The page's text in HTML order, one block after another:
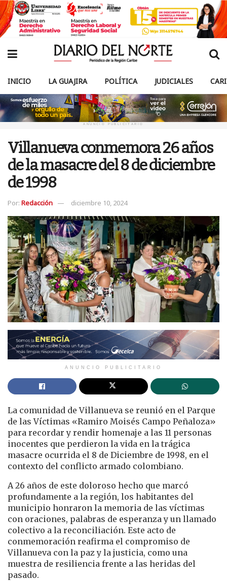
INICIO LA GUAJIRA POLÍTICA JUDICIALES
ANUNCIO PUBLICITARIO
Villanueva conmemora 26 años
de la masacre del 8 de diciembre
de 1998
Por: Redacción diciembre 10, 2024
ANUNCIO PUBLICITARIO
La comunidad de Villanueva se reunió en el Parque
de las Víctimas «Ramiro Moisés Campo Peñaloza»
para recordar y rendir homenaje a las 11 personas
inocentes que perdieron la vida en la trágica
masacre ocurrida el 8 de Diciembre de 1998, en el
contexto del conflicto armado colombiano.
A 26 años de este doloroso hecho que marcó
profundamente a la región, los habitantes del
municipio honraron la memoria de las víctimas
con oraciones, palabras de esperanza y un llamado
colectivo a la reconciliación. Este acto de
conmemoración reafirma el compromiso de
Villanueva con la paz y la justicia, como una
muestra de resiliencia frente a las heridas del
pasado.